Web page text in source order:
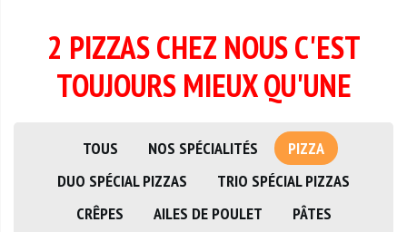
2 PIZZAS CHEZ NOUS C'EST
TOUJOURS MIEUX QU'UNE
TOUS NOS SPÉCIALITÉS
PIZZA
DUO SPÉCIAL PIZZAS
TRIO SPÉCIAL PIZZAS
CRÊPES
AILES DE POULET
PÂTES